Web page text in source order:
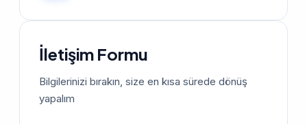
İletişim Formu
Bilgilerinizi bırakın, size en kısa sürede dönüş
yapalım